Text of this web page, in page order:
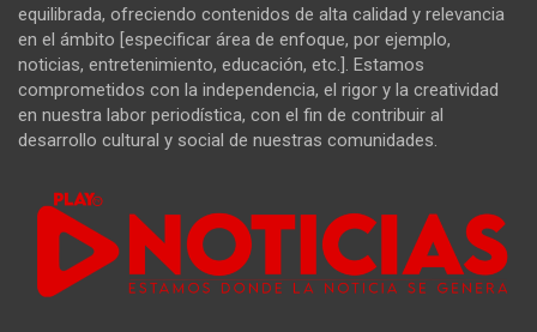
equilibrada, ofreciendo contenidos de alta calidad y relevancia
en el ámbito [especificar área de enfoque, por ejemplo,
noticias, entretenimiento, educación, etc.]. Estamos
comprometidos con la independencia, el rigor y la creatividad
en nuestra labor periodística, con el fin de contribuir al
desarrollo cultural y social de nuestras comunidades.